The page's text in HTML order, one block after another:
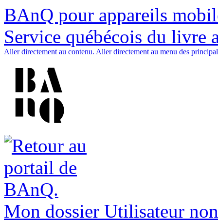
BAnQ pour appareils
Service québécois du livre
Aller directement au contenu. Aller directement au menu des
Mon dossier Utilisateur